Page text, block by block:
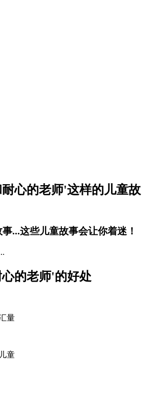
心的老师'这样的儿童故
...这些儿童故事会让你着迷！
的老师'的好处
量
童